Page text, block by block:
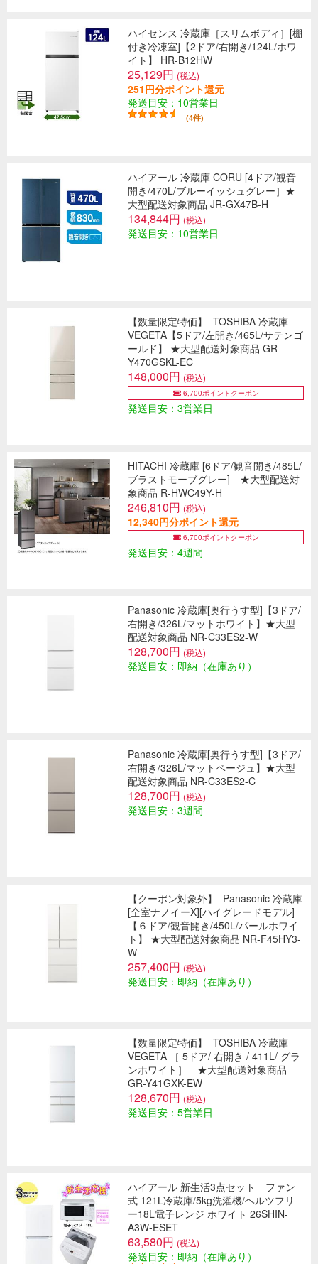
ハイセンス 冷蔵庫［スリムボディ］[棚
付き冷凍室]【2ドア/右開き/124L/ホワ
イト】 HR-B12HW
25,129円 (税込)
251円分ポイント還元
発送目安：10営業日
(4件)
ハイアール 冷蔵庫 CORU [4ドア/観音
開き/470L/ブルーイッシュグレー］★
大型配送対象商品 JR-GX47B-H
134,844円 (税込)
発送目安：10営業日
【数量限定特価】
TOSHIBA 冷蔵庫
VEGETA【5ドア/左開き/465L/サテンゴ
ールド】 ★大型配送対象商品 GR-
Y470GSKL-EC
148,000円 (税込)
6,700ポイントクーポン
発送目安：3営業日
HITACHI 冷蔵庫 [6ドア/観音開き/485L/
ブラストモーブグレー] ★大型配送対
象商品 R-HWC49Y-H
246,810円 (税込)
12,340円分ポイント還元
6,700ポイントクーポン
発送目安：4週間
Panasonic 冷蔵庫[奥行うす型]【3ドア/
右開き/326L/マットホワイト】★大型
配送対象商品 NR-C33ES2-W
128,700円 (税込)
発送目安：即納（在庫あり）
Panasonic 冷蔵庫[奥行うす型]【3ドア/
右開き/326L/マットベージュ】★大型
配送対象商品 NR-C33ES2-C
128,700円 (税込)
発送目安：3週間
【クーポン対象外】
Panasonic 冷蔵庫
[全室ナノイーX][ハイグレードモデル]
【６ドア/観音開き/450L/パールホワイ
ト】 ★大型配送対象商品 NR-F45HY3-
W
257,400円 (税込)
発送目安：即納（在庫あり）
【数量限定特価】
TOSHIBA 冷蔵庫
VEGETA ［ 5ドア/ 右開き / 411L/ グラ
ンホワイト］ ★大型配送対象商品
GR-Y41GXK-EW
128,670円 (税込)
発送目安：5営業日
ハイアール 新生活3点セット ファン
式 121L冷蔵庫/5kg洗濯機/ヘルツフリ
ー18L電子レンジ ホワイト 26SHIN-
A3W-ESET
63,580円 (税込)
発送目安：即納（在庫あり）